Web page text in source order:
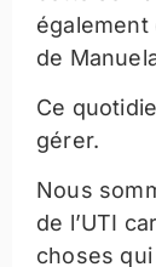
également
de
Ce
gérer.
Nous
de l’UTI
choses